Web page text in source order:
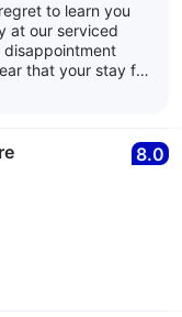
to learn you
at our serviced
disappointment
that your stay fell
issues such as
been, and we
to our
immediate review.
seriously
and ensure
works.-- We
8.0